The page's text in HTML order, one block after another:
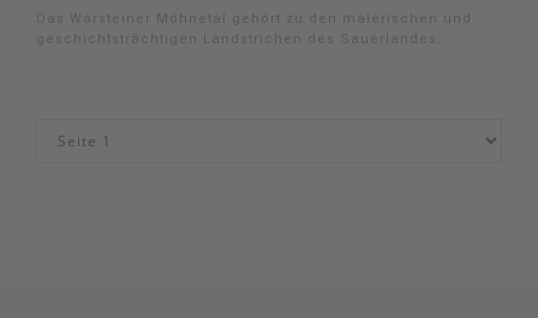
Das Warsteiner Möhnetal gehört zu den malerischen und
geschichtsträchtigen Landstrichen des Sauerlandes.